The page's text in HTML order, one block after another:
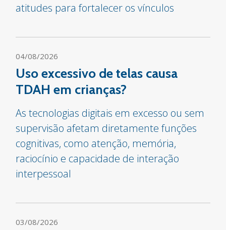
atitudes para fortalecer os vínculos
04/08/2026
Uso excessivo de telas causa
TDAH em crianças?
As tecnologias digitais em excesso ou sem
supervisão afetam diretamente funções
cognitivas, como atenção, memória,
raciocínio e capacidade de interação
interpessoal
03/08/2026